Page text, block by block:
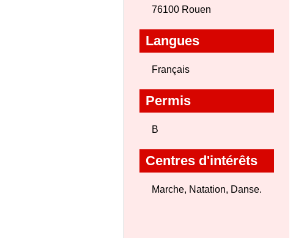
76100 Rouen
Langues
Français
Permis
B
Centres d'intérêts
Marche, Natation, Danse.